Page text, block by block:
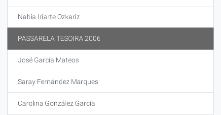
Nahia Iriarte Ozkariz
PASSARELA TESOIRA 2006
José García Mateos
Saray Fernández Marques
Carolina González García